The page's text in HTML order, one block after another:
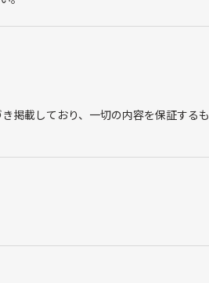
掲載しており、一切の内容を保証するも